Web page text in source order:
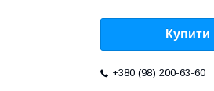
Купити
+380 (98) 200-63-60